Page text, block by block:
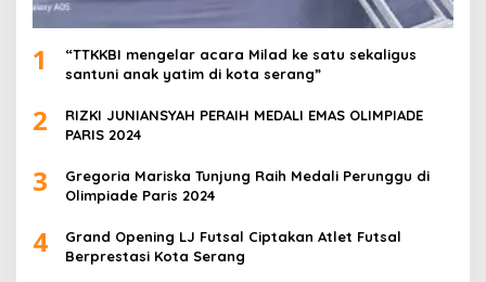
1
“TTKKBI mengelar acara Milad ke satu sekaligus
santuni anak yatim di kota serang”
2
RIZKI JUNIANSYAH PERAIH MEDALI EMAS OLIMPIADE
PARIS 2024
3
Gregoria Mariska Tunjung Raih Medali Perunggu di
Olimpiade Paris 2024
4
Grand Opening LJ Futsal Ciptakan Atlet Futsal
Berprestasi Kota Serang